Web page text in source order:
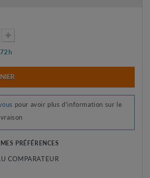
pour avoir plus d'information sur le
PRÉFÉRENCES
COMPARATEUR